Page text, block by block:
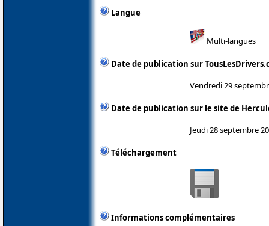
Langue
Multi-langues
Date de publication sur
Vendredi 29
Date de publication sur le site de
Jeudi 28 septembre
Téléchargement
Informations complémentaires